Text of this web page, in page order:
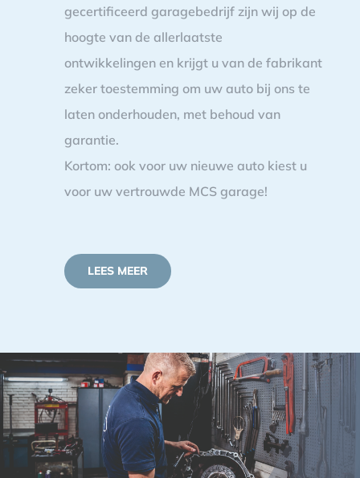
gecertificeerd garagebedrijf zijn wij op de
hoogte van de allerlaatste
ontwikkelingen en krijgt u van de fabrikant
zeker toestemming om uw auto bij ons te
laten onderhouden, met behoud van
garantie.
Kortom: ook voor uw nieuwe auto kiest u
voor uw vertrouwde MCS garage!
LEES MEER